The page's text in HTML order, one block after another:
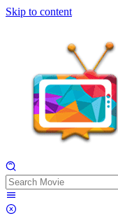
Skip to content